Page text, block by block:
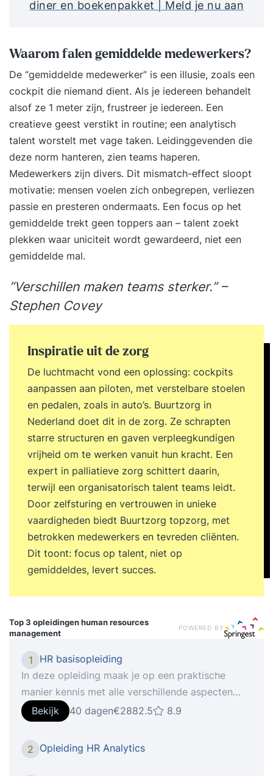
diner en boekenpakket | Meld je nu aan
Waarom falen gemiddelde medewerkers?
De “gemiddelde medewerker” is een illusie, zoals een
cockpit die niemand dient. Als je iedereen behandelt
alsof ze 1 meter zijn, frustreer je iedereen. Een
creatieve geest verstikt in routine; een analytisch
talent worstelt met vage taken. Leidinggevenden die
deze norm hanteren, zien teams haperen.
Medewerkers zijn divers. Dit mismatch-effect sloopt
motivatie: mensen voelen zich onbegrepen, verliezen
passie en presteren ondermaats. Een focus op het
gemiddelde trekt geen toppers aan – talent zoekt
plekken waar uniciteit wordt gewardeerd, niet een
gemiddelde mal.
“Verschillen maken teams sterker.” –
Stephen Covey
Inspiratie uit de zorg
De luchtmacht vond een oplossing: cockpits
aanpassen aan piloten, met verstelbare stoelen
en pedalen, zoals in auto’s. Buurtzorg in
Nederland doet dit in de zorg. Ze schrapten
starre structuren en gaven verpleegkundigen
vrijheid om te werken vanuit hun kracht. Een
expert in palliatieve zorg schittert daarin,
terwijl een organisatorisch talent teams leidt.
Door zelfsturing en vertrouwen in unieke
vaardigheden biedt Buurtzorg topzorg, met
betrokken medewerkers en tevreden cliënten.
Dit toont: focus op talent, niet op
gemiddeldes, levert succes.
Top 3 opleidingenhuman resources
management
POWERED BY
1
HR basisopleiding
In deze opleiding maak je op een praktische
manier kennis met alle verschillende aspecten
van personeel en organisatie, waardoor je je
verder ontwikkelt in je carrière. Het succes van
organisaties wordt bepaald door de mensen die
er werken. Daar speelt de afdeling HRM,
Bekijk 40 dagen€2882.5 8.9
2 Opleiding HR Analytics